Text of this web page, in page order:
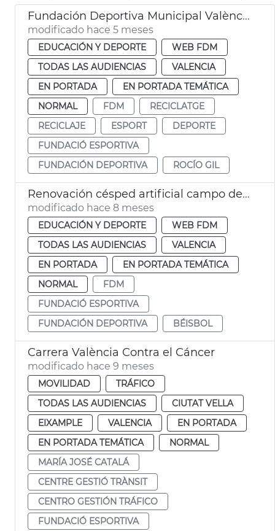
Fundación Deportiva Municipal València participa en recogida tapones para reciclaje
modificado hace 5 meses
EDUCACIÓN Y DEPORTE
WEB FDM
TODAS LAS AUDIENCIAS
VALENCIA
EN PORTADA
EN PORTADA TEMÁTICA
NORMAL
FDM
RECICLATGE
RECICLAJE
ESPORT
DEPORTE
FUNDACIÓ ESPORTIVA
FUNDACIÓN DEPORTIVA
ROCÍO GIL
Renovación césped artificial campo de beisbol Jardín del Túria València
modificado hace 8 meses
EDUCACIÓN Y DEPORTE
WEB FDM
TODAS LAS AUDIENCIAS
VALENCIA
EN PORTADA
EN PORTADA TEMÁTICA
NORMAL
FDM
FUNDACIÓ ESPORTIVA
FUNDACIÓN DEPORTIVA
BÉISBOL
Carrera València Contra el Cáncer
modificado hace 9 meses
MOVILIDAD
TRÁFICO
TODAS LAS AUDIENCIAS
CIUTAT VELLA
EIXAMPLE
VALENCIA
EN PORTADA
EN PORTADA TEMÁTICA
NORMAL
MARÍA JOSÉ CATALÁ
CENTRE GESTIÓ TRÀNSIT
CENTRO GESTIÓN TRÁFICO
FUNDACIÓ ESPORTIVA